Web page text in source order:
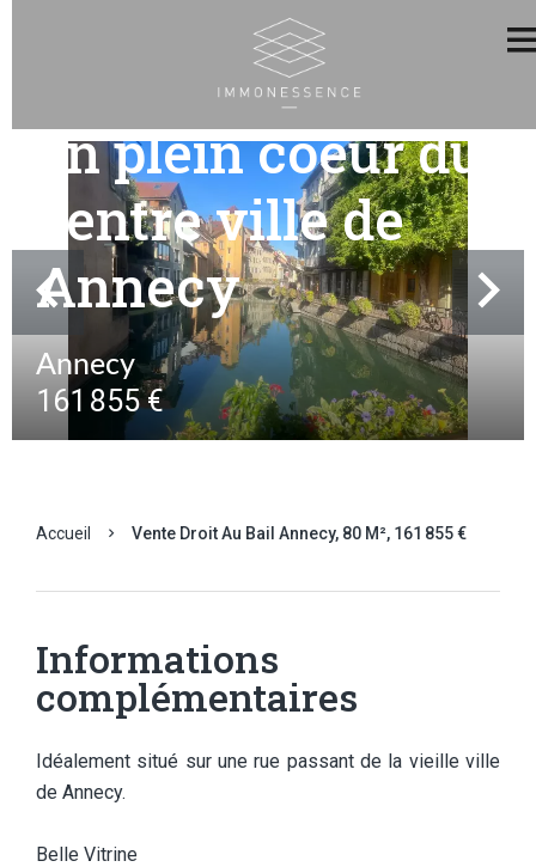
local commercial
en plein coeur du
centre ville de
Annecy
Annecy
161 855 €
Accueil Vente Droit Au Bail Annecy, 80 M², 161 855 €
Informations
complémentaires
Idéalement situé sur une rue passant de la vieille ville
de Annecy.
Belle Vitrine